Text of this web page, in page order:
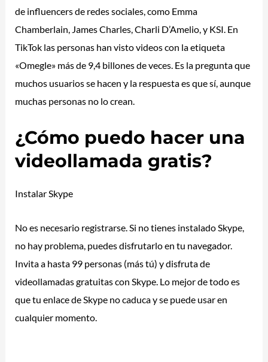
de influencers de redes sociales, como Emma
Chamberlain, James Charles, Charli D’Amelio, y KSI. En
TikTok las personas han visto videos con la etiqueta
«Omegle» más de 9,4 billones de veces. Es la pregunta que
muchos usuarios se hacen y la respuesta es que sí, aunque
muchas personas no lo crean.
¿Cómo puedo hacer una
videollamada gratis?
Instalar Skype
No es necesario registrarse. Si no tienes instalado Skype,
no hay problema, puedes disfrutarlo en tu navegador.
Invita a hasta 99 personas (más tú) y disfruta de
videollamadas gratuitas con Skype. Lo mejor de todo es
que tu enlace de Skype no caduca y se puede usar en
cualquier momento.